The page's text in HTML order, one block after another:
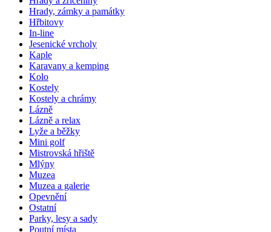
Hrady, zámky a památky
Hřbitovy
In-line
Jesenické vrcholy
Kaple
Karavany a kemping
Kolo
Kostely
Kostely a chrámy
Lázně
Lázně a relax
Lyže a běžky
Mini golf
Mistrovská hřiště
Mlýny
Muzea
Muzea a galerie
Opevnění
Ostatní
Parky, lesy a sady
Poutní místa